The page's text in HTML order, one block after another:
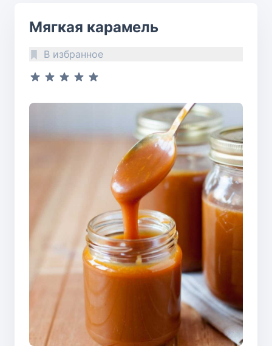
Мягкая карамель
В избранное